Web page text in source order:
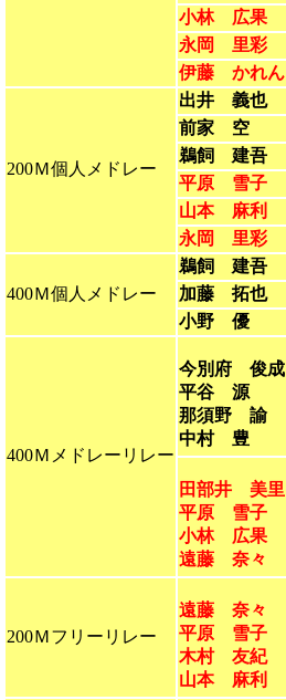
小林 広果
永岡 里彩
伊藤 かれん
200Ｍ個人メドレー
出井 義也
前家 空
鵜飼 建吾
平原 雪子
山本 麻利
永岡 里彩
400Ｍ個人メドレー
鵜飼 建吾
加藤 拓也
小野 優
400Ｍメドレーリレー
今別府 俊成
平谷 源
那須野 諭
中村 豊
田部井 美里
平原 雪子
小林 広果
遠藤 奈々
200Ｍフリーリレー
遠藤 奈々
平原 雪子
木村 友紀
山本 麻利